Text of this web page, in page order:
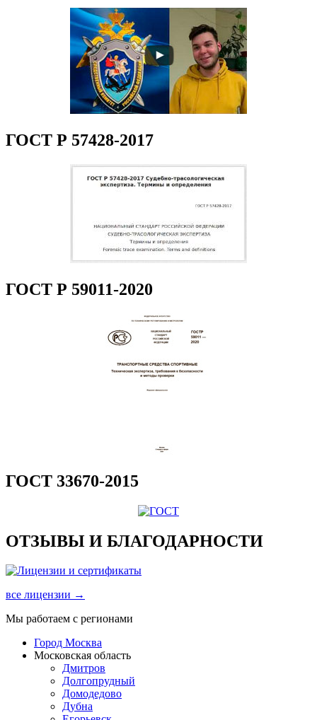
ГОСТ Р 57428-2017
ГОСТ Р 59011-2020
ГОСТ 33670-2015
ОТЗЫВЫ И БЛАГОДАРНОСТИ
все лицензии →
Мы работаем с регионами
Город Москва
Московская область
Дмитров
Долгопрудный
Домодедово
Дубна